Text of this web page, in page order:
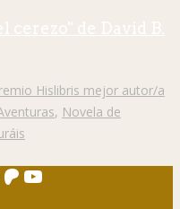
cerezo" de David B.
Hislibris mejor autor/a
, Novela de
Patreon
YouTube